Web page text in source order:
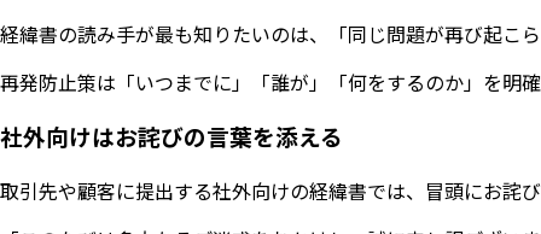
経緯書の読み手が最も知りたいのは、「同じ問題が再び起こ
再発防止策は「いつまでに」「誰が」「何をするのか」を明
社外向けはお詫びの言葉を添える
取引先や顧客に提出する社外向けの経緯書では、冒頭にお詫